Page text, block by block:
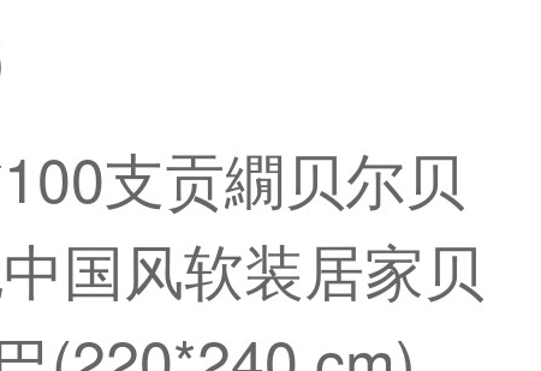
支贡繝贝尔贝
国风软装居家贝